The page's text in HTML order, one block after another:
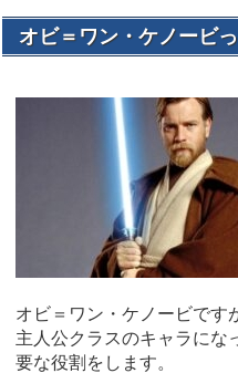
オビ＝ワン・ケノービ
オビ＝ワン・ケノービです
主人公クラスのキャラにな
要な役割をします。